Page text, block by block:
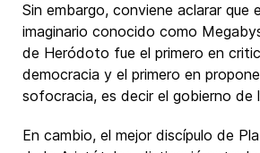
Sin embargo, conviene aclarar que
imaginario conocido como
de Heródoto fue el primero en
democracia y el primero en
sofocracia, es decir el gobierno de
En cambio, el mejor discípulo de